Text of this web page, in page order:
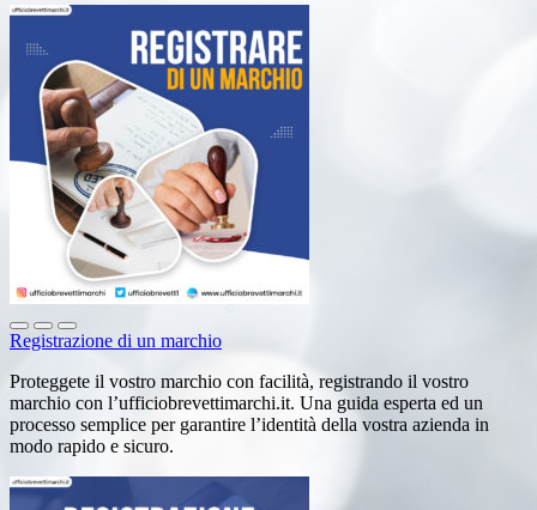
Registrazione di un marchio
Proteggete il vostro marchio con facilità, registrando il vostro
marchio con l’ufficiobrevettimarchi.it. Una guida esperta ed un
processo semplice per garantire l’identità della vostra azienda in
modo rapido e sicuro.